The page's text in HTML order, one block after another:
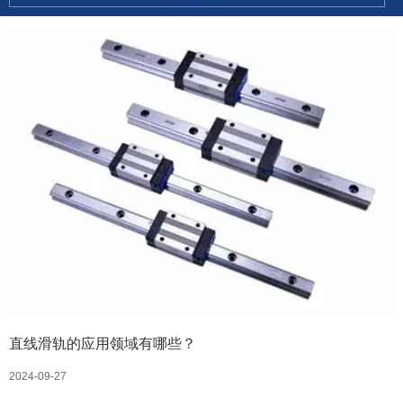
直线滑轨的应用领域有哪些？
2024-09-27